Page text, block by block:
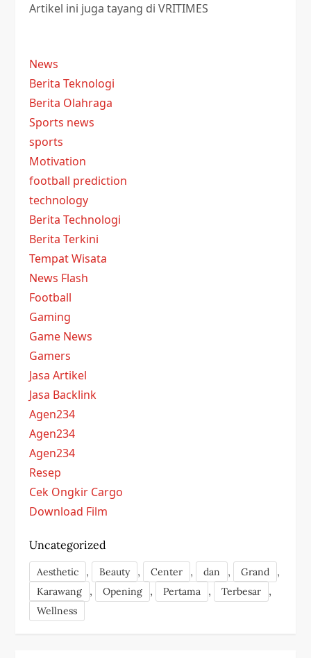
Artikel ini juga tayang di VRITIMES
News
Berita Teknologi
Berita Olahraga
Sports news
sports
Motivation
football prediction
technology
Berita Technologi
Berita Terkini
Tempat Wisata
News Flash
Football
Gaming
Game News
Gamers
Jasa Artikel
Jasa Backlink
Agen234
Agen234
Agen234
Resep
Cek Ongkir Cargo
Download Film
Uncategorized
Aesthetic , Beauty , Center , dan , Grand ,
Karawang , Opening , Pertama , Terbesar ,
Wellness